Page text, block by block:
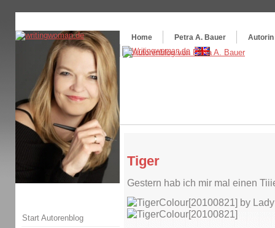
Home
Petra A. Bauer Autorin
Tiger
Gestern hab ich mir mal einen
Start Autorenblog